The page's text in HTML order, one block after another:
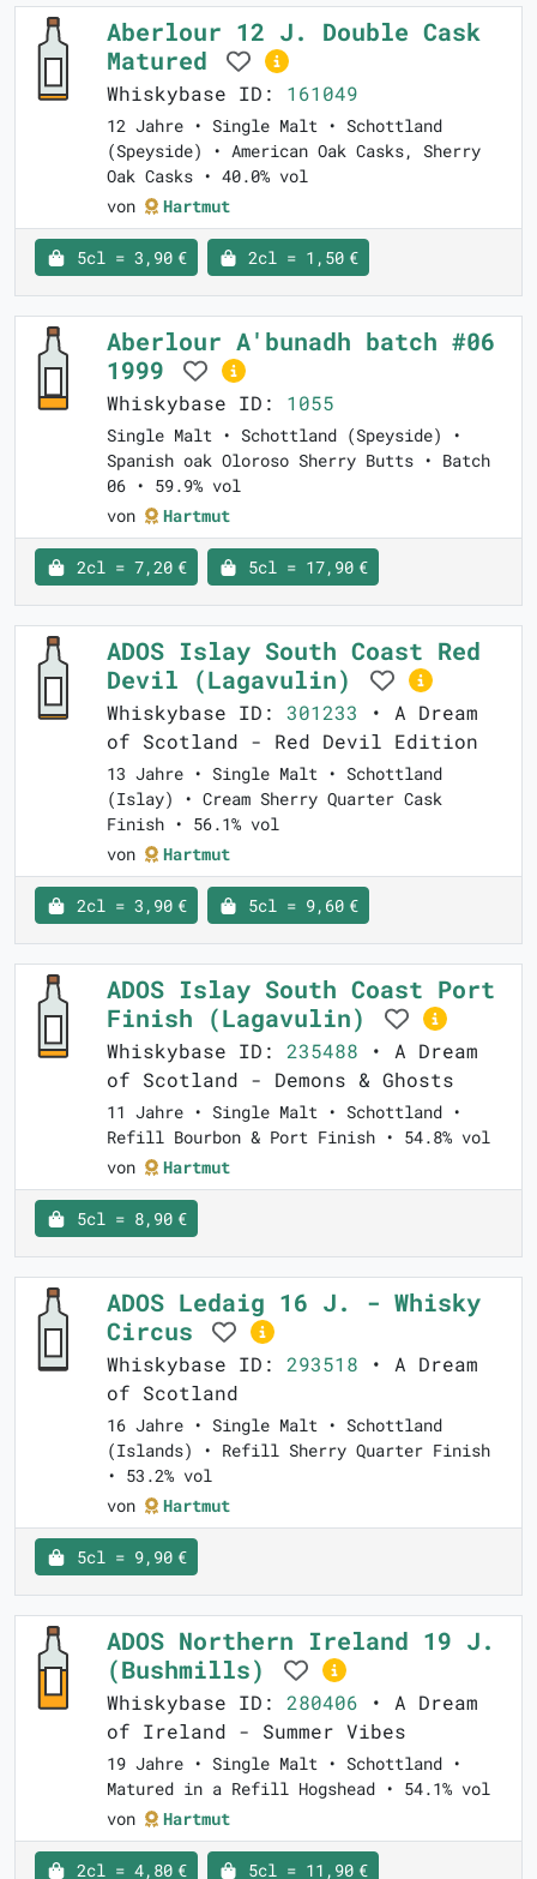
Aberlour 12 J. Double Cask
Matured
Whiskybase ID: 161049
12 Jahre • Single Malt • Schottland
(Speyside) • American Oak Casks, Sherry
Oak Casks • 40.0% vol
von
Hartmut
5cl = 3,90 € 2cl = 1,50 €
Aberlour A'bunadh batch #06
1999
Whiskybase ID: 1055
Single Malt • Schottland (Speyside) •
Spanish oak Oloroso Sherry Butts • Batch
06 • 59.9% vol
von
Hartmut
2cl = 7,20 € 5cl = 17,90 €
ADOS Islay South Coast Red
Devil (Lagavulin)
Whiskybase ID: 301233 • A Dream
of Scotland - Red Devil Edition
13 Jahre • Single Malt • Schottland
(Islay) • Cream Sherry Quarter Cask
Finish • 56.1% vol
von
Hartmut
2cl = 3,90 € 5cl = 9,60 €
ADOS Islay South Coast Port
Finish (Lagavulin)
Whiskybase ID: 235488 • A Dream
of Scotland - Demons & Ghosts
11 Jahre • Single Malt • Schottland •
Refill Bourbon & Port Finish • 54.8% vol
von
Hartmut
5cl = 8,90 €
ADOS Ledaig 16 J. - Whisky
Circus
Whiskybase ID: 293518 • A Dream
of Scotland
16 Jahre • Single Malt • Schottland
(Islands) • Refill Sherry Quarter Finish
• 53.2% vol
von
Hartmut
5cl = 9,90 €
ADOS Northern Ireland 19 J.
(Bushmills)
Whiskybase ID: 280406 • A Dream
of Ireland - Summer Vibes
19 Jahre • Single Malt • Schottland •
Matured in a Refill Hogshead • 54.1% vol
von
Hartmut
2cl = 4,80 € 5cl = 11,90 €